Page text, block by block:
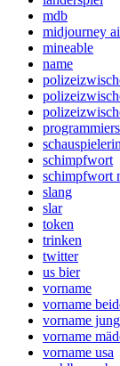
mdb
midjourney ai
mineable
name
schauspielerin
schimpfwort
schimpfwort
slang
slar
token
trinken
twitter
us bier
vorname
vorname
vorname
vorname
vorname usa